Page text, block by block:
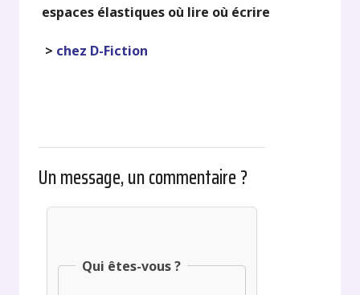
espaces élastiques où lire où écrire
> chez D-Fiction
Un message, un commentaire ?
Qui êtes-vous ?